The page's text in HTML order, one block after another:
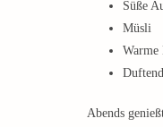
Süße
Müsli
Warme
Abends